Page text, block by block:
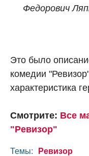
Федорович
Это было
комедии
характеристика
Смотрите: Все
"Ревизор"
Темы: Ревизор